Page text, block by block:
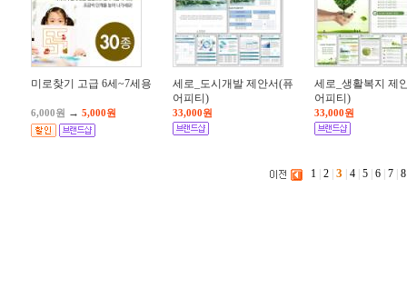
미로찾기 고급 6세~7세용
6,000원 → 5,000원
세로_도시개발 제안서(퓨
어피티)
33,000원
세로_생활복지 제
어피티)
33,000원
1 2 3 4 5 6 7 8